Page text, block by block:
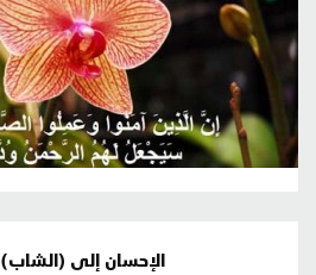
الإحسان إلى (الشاب)